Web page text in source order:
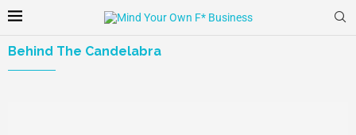
Behind The Candelabra